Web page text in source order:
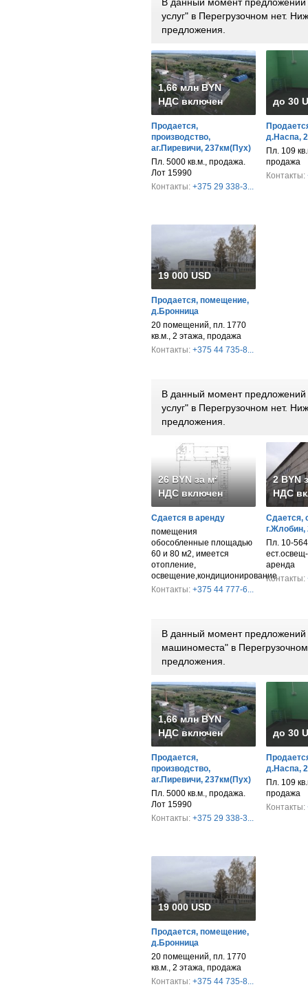
услуг" в Перегрузочном нет.
предложения.
1,66 млн BYN
НДС включен
Продается,
производство,
аг.Пиревичи, 237км(Пух)
Пл. 5000 кв.м., продажа.
Лот 15990
Контакты: +375 29 338-3...
до 30
д.Наспа,
Пл. 109
продажа
Контакты:
19 000 USD
Продается, помещение,
д.Бронница
20 помещений, пл. 1770
кв.м., 2 этажа, продажа
Контакты: +375 44 735-8...
В данный момент
услуг" в Перегрузочном нет.
предложения.
26 BYN за м²
НДС включен
Сдается в аренду
помещения
обособленные площадью
60 и 80 м2, имеется
отопление,
освещение,кондиционирование
Контакты: +375 44 777-6...
2 BYN
НДС
Сдается,
г.Жлобин,
Пл. 10-
аренда
Контакты:
В данный момент
машиноместа" в
предложения.
1,66 млн BYN
НДС включен
Продается,
производство,
аг.Пиревичи, 237км(Пух)
Пл. 5000 кв.м., продажа.
Лот 15990
Контакты: +375 29 338-3...
до 30
д.Наспа,
Пл. 109
продажа
Контакты:
19 000 USD
Продается, помещение,
д.Бронница
20 помещений, пл. 1770
кв.м., 2 этажа, продажа
Контакты: +375 44 735-8...